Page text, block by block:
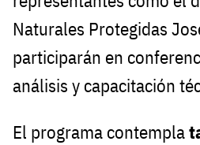
Naturales Protegidas
participarán en
análisis y capacitación
El programa contempla